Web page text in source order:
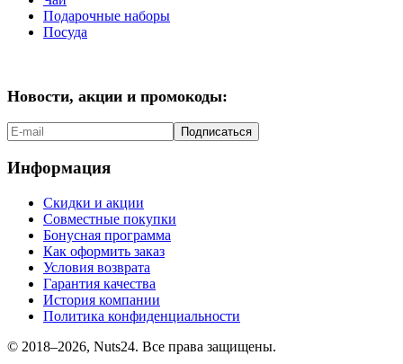
Подарочные наборы
Посуда
Новости, акции и промокоды:
Подписаться
Информация
Скидки и акции
Совместные покупки
Бонусная программа
Как оформить заказ
Условия возврата
Гарантия качества
История компании
Политика конфиденциальности
© 2018–2026, Nuts24. Все права защищены.